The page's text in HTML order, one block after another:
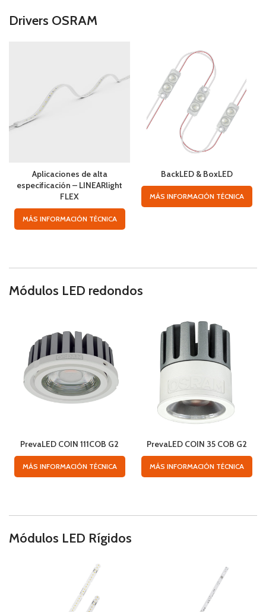
Drivers OSRAM
Aplicaciones de alta
especificación – LINEARlight
FLEX
MÁS INFORMACIÓN TÉCNICA
BackLED & BoxLED
MÁS INFORMACIÓN TÉCNICA
Módulos LED redondos
PrevaLED COIN 111COB G2
MÁS INFORMACIÓN TÉCNICA
PrevaLED COIN 35 COB G2
MÁS INFORMACIÓN TÉCNICA
Módulos LED Rígidos